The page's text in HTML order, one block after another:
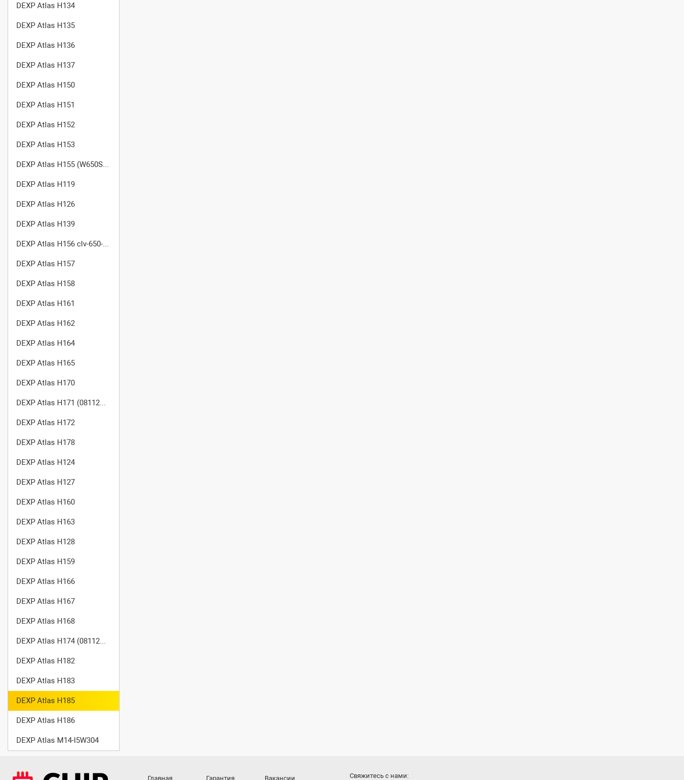
DEXP Atlas H134
DEXP Atlas H135
DEXP Atlas H136
DEXP Atlas H137
DEXP Atlas H150
DEXP Atlas H151
DEXP Atlas H152
DEXP Atlas H153
DEXP Atlas H155 (W650Sb)
DEXP Atlas H119
DEXP Atlas H126
DEXP Atlas H139
DEXP Atlas H156 clv-650-SL3
DEXP Atlas H157
DEXP Atlas H158
DEXP Atlas H161
DEXP Atlas H162
DEXP Atlas H164
DEXP Atlas H165
DEXP Atlas H170
DEXP Atlas H171 (0811292)
DEXP Atlas H172
DEXP Atlas H178
DEXP Atlas H124
DEXP Atlas H127
DEXP Atlas H160
DEXP Atlas H163
DEXP Atlas H128
DEXP Atlas H159
DEXP Atlas H166
DEXP Atlas H167
DEXP Atlas H168
DEXP Atlas H174 (0811294)
DEXP Atlas H182
DEXP Atlas H183
DEXP Atlas H185
DEXP Atlas H186
DEXP Atlas M14-I5W304
Главная Гарантия Вакансии Cвяжитесь с нами: